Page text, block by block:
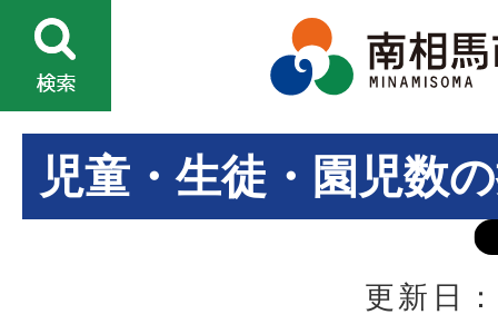
児童・生徒・園児数
更新日